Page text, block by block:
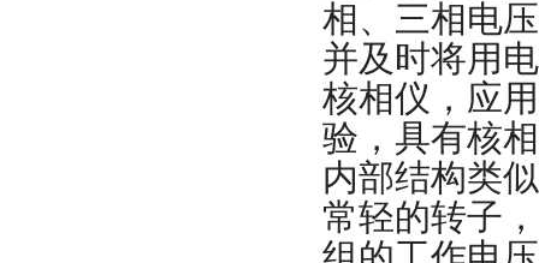
相、三相电
并及时将用
核相仪，应
验，具有核
内部结构类
常轻的转子